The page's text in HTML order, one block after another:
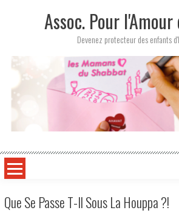
Assoc. Pour
Devenez protecteur des enfants
Que Se Passe T-Il Sous La Houppa ?!